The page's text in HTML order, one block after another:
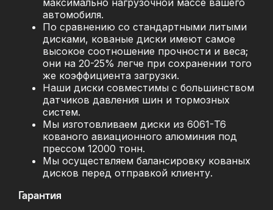
автомобиля.
По сравнению со стандартными литыми
дисками, кованые диски имеют самое
высокое соотношение прочности и веса;
они на 20-25% легче при сохранении того
же коэффициента загрузки.
Наши диски совместимы с большинством
датчиков давления шин и тормозных
систем.
Мы изготовливаем диски из 6061-T6
кованого авиационного алюминия под
прессом 12000 тонн.
Мы осуществляем балансировку кованых
дисков перед отправкой клиенту.
Гарантия